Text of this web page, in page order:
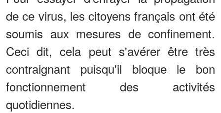
de ce virus, les citoyens français ont été
soumis aux mesures de confinement.
Ceci dit, cela peut s'avérer être très
contraignant puisqu'il bloque le bon
fonctionnement des activités
quotidiennes.